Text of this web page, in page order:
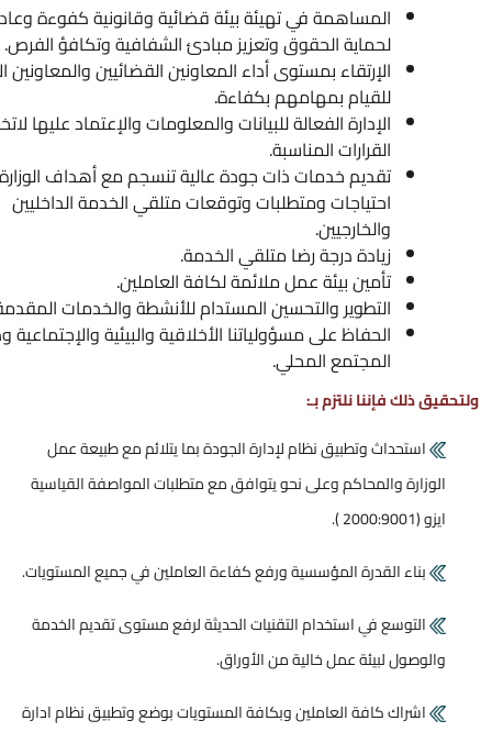
المساهمة في تهيئة بيئة قضائية وقانونية كفوءة وعادلة
لحماية الحقوق وتعزيز مبادئ الشفافية وتكافؤ الفرص.
الإرتقاء بمستوى أداء المعاونين القضائيين والمعاونين الإداريين
للقيام بمهامهم بكفاءة.
الإدارة الفعالة للبيانات والمعلومات والإعتماد عليها لاتخاذ
القرارات المناسبة.
تقديم خدمات ذات جودة عالية تنسجم مع أهداف الوزارة وتلبي
احتياجات ومتطلبات وتوقعات متلقي الخدمة الداخليين
والخارجيين.
زيادة درجة رضا متلقي الخدمة.
تأمين بيئة عمل ملائمة لكافة العاملين.
التطوير والتحسين المستدام للأنشطة والخدمات المقدمة.
الحفاظ على مسؤولياتنا الأخلاقية والبيئية والإجتماعية ودعم
المجتمع المحلي.
فإننا نلتزم بـ:
استحداث وتطبيق نظام لإدارة الجودة بما يتلائم مع طبيعة عمل
والمحاكم وعلى نحو يتوافق مع متطلبات المواصفة القياسية
بناء القدرة المؤسسية ورفع كفاءة العاملين في جميع المستويات.
التوسع في استخدام التقنيات الحديثة لرفع مستوى تقديم الخدمة
لبيئة عمل خالية من الأوراق.
اشراك كافة العاملين وبكافة المستويات بوضع وتطبيق نظام ادارة